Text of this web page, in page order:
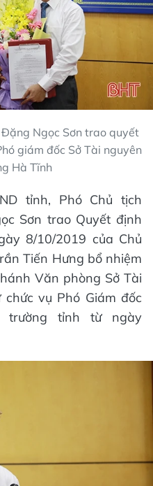
Ngọc Sơn trao quyết
giám đốc Sở Tài nguyên
Hà Tĩnh
tỉnh, Phó Chủ tịch
Sơn trao Quyết định
8/10/2019 của Chủ
Tiến Hưng bổ nhiệm
Văn phòng Sở Tài
vụ Phó Giám đốc
trường tỉnh từ ngày